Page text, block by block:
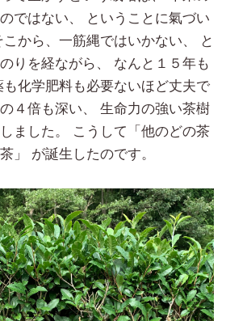
ではない、 ということに氣づい
から、一筋縄ではいかない、 と
りを経ながら、 なんと１５年も
化学肥料も必要ないほど丈夫で
４倍も深い、 生命力の強い茶樹
ました。 こうして「他のどの茶
」 が誕生したのです。